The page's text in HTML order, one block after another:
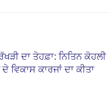
ਦਾ ਤੋਹਫ਼ਾ: ਨਿਤਿਨ ਕੋਹਲੀ
ਕਾਰਜਾਂ ਦਾ ਕੀਤਾ